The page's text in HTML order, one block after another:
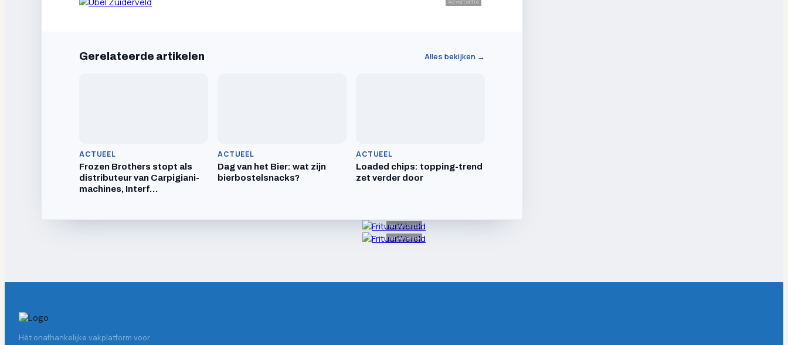
Gerelateerde artikelen Alles bekijken →
ACTUEEL
Frozen Brothers stopt als
distributeur van Carpigiani-
machines, Interf…
ACTUEEL
Dag van het Bier: wat zijn
bierbostelsnacks?
ACTUEEL
Loaded chips: topping-trend
zet verder door
Advertentie
Advertentie
Hét onafhankelijke vakplatform voor